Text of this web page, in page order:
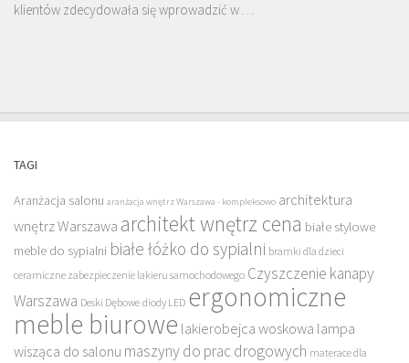
klientów zdecydowała się wprowadzić w …
TAGI
Aranżacja salonu aranżacja wnętrz Warszawa - kompleksowo architektura
wnętrz Warszawa architekt wnętrz cena białe stylowe
meble do sypialni białe łóżko do sypialni bramki dla dzieci
ceramiczne zabezpieczenie lakieru samochodowego Czyszczenie kanapy
Warszawa Deski Dębowe diody LED ergonomiczne
meble biurowe lakierobejca woskowa lampa
wisząca do salonu maszyny do prac drogowych materace dla